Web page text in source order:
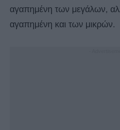
αγαπημένη των μεγάλων,
αγαπημένη και των μικρών.